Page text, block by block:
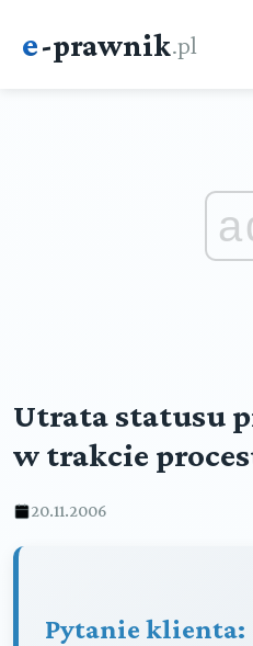
e-prawnik.pl
Utrata statusu
w trakcie
20.11.2006
Pytanie klienta: